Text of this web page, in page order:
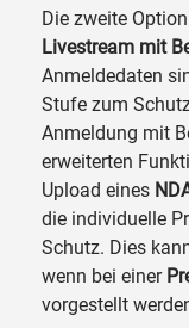
Die zweite
Livestream mit
Anmeldedaten
Stufe zum
Anmeldung mit
erweiterten
Upload eines
die individuelle
Schutz. Dies
wenn bei einer
vorgestellt